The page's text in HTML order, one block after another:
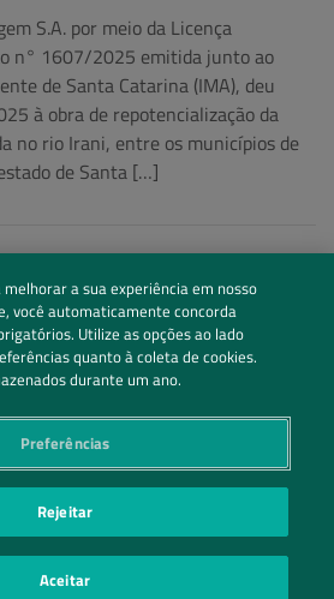
S.A. por meio da Licença
n° 1607/2025 emitida junto ao
de Santa Catarina (IMA), deu
à obra de repotencialização da
no rio Irani, entre os municípios de
de Santa […]
redes sociais
em Contato
PREFERÊNCIAS DE PRIVACIDADE
a sua experiência em nosso
você automaticamente concorda
Utilize as opções ao lado
quanto à coleta de cookies.
durante um ano.
Preferências
Rejeitar
Aceitar